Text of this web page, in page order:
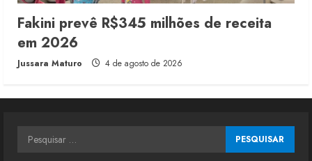
Fakini prevê R$345 milhões de receita
em 2026
Jussara Maturo 4 de agosto de 2026
Pesquisar